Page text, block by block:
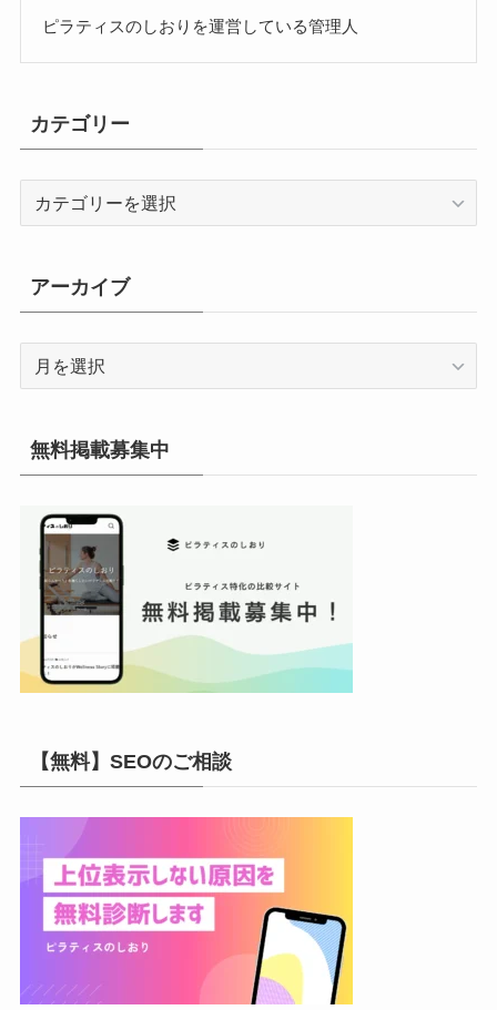
ピラティスのしおりを運営している管理人
カテゴリー
ー
アーカイブ
イ
ブ
無料掲載募集中
【無料】SEOのご相談